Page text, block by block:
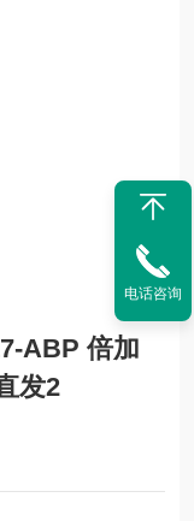
ABP 倍加
发2
电话咨询